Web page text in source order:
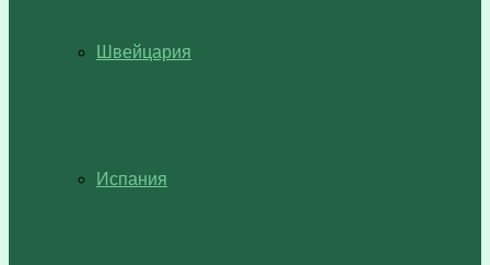
Швейцария
Испания